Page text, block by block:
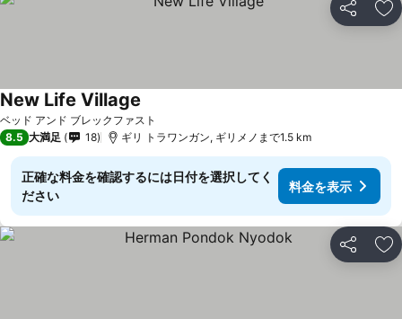
シェア お
ベッド アンド ブレックファスト
New Life Village
8.5 大満足 18 ギリ トラワンガン, ギリメノまで1.5 km
正確な料金を確認するには日付を選択してく
ださい
料金を表示
シェア お